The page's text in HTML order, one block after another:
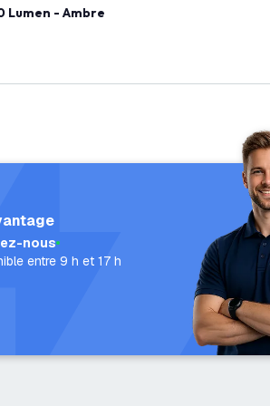
Lumen - Ambre
nous
entre 9 h et 17 h